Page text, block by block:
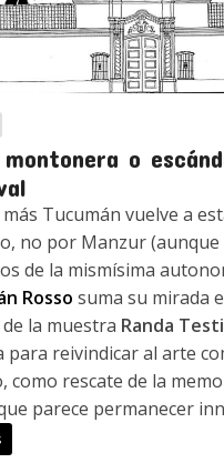
montonera o
Tucumán vuelve a
no por Manzur (aunque
de la mismísima
Rosso suma su mirada
la muestra Randa
para reivindicar al arte
como rescate de la
parece permanecer